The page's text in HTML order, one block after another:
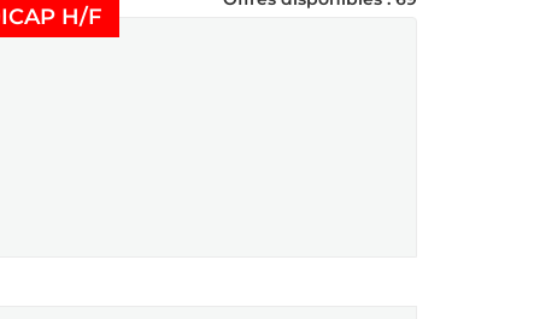
H/F(Nouvelle fenêtre)